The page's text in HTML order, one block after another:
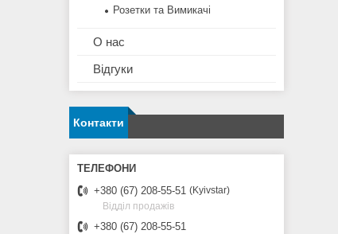
Розетки та Вимикачі
О нас
Відгуки
Контакти
+380 (67) 208-55-51
Kyivstar
Відділ продажів
+380 (67) 208-55-51